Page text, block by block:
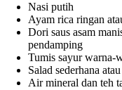
Nasi putih
Ayam rica ringan
Dori saus asam
pendamping
Tumis sayur warna-
Salad sederhana
Air mineral dan teh